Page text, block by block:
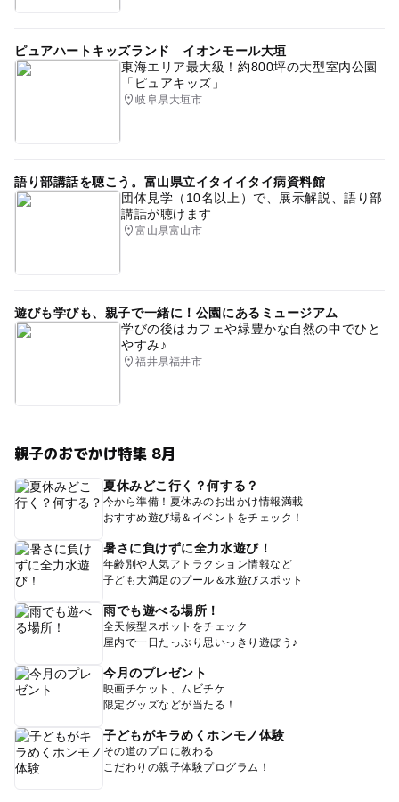
ピュアハートキッズランド イオンモール大垣
東海エリア最大級！約800坪の大型室内公園
「ピュアキッズ」
岐阜県大垣市
語り部講話を聴こう。富山県立イタイイタイ病資料館
団体見学（10名以上）で、展示解説、語り部
講話が聴けます
富山県富山市
遊びも学びも、親子で一緒に！公園にあるミュージアム
学びの後はカフェや緑豊かな自然の中でひと
やすみ♪
福井県福井市
親子のおでかけ特集 8月
夏休みどこ行く？何する？
今から準備！夏休みのお出かけ情報満載
おすすめ遊び場＆イベントをチェック！
暑さに負けずに全力水遊び！
年齢別や人気アトラクション情報など
子ども大満足のプール＆水遊びスポット
雨でも遊べる場所！
全天候型スポットをチェック
屋内で一日たっぷり思いっきり遊ぼう♪
今月のプレゼント
映画チケット、ムビチケ
限定グッズなどが当たる！
子どもがキラめくホンモノ体験
その道のプロに教わる
こだわりの親子体験プログラム！